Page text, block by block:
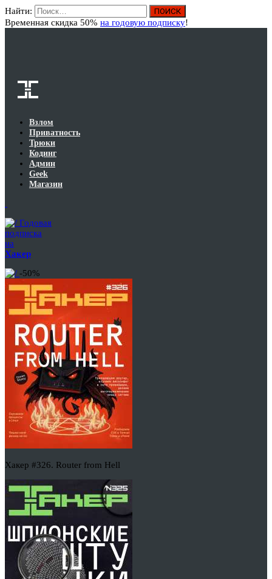
Найти:
Временная скидка 50% на годовую подписку!
Взлом
Приватность
Трюки
Кодинг
Админ
Geek
Магазин
Годовая
подписка
на
Хакер
-50%
Хакер #326. Router from Hell